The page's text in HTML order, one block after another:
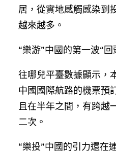
居，從實地感觸感染到
越來越多。
“樂游”中國的第一波“回
往哪兒平臺數據顯示，
中國國際航路的機票預
且在半年之間，有跨越
二次。
“樂投”中國的引力還在